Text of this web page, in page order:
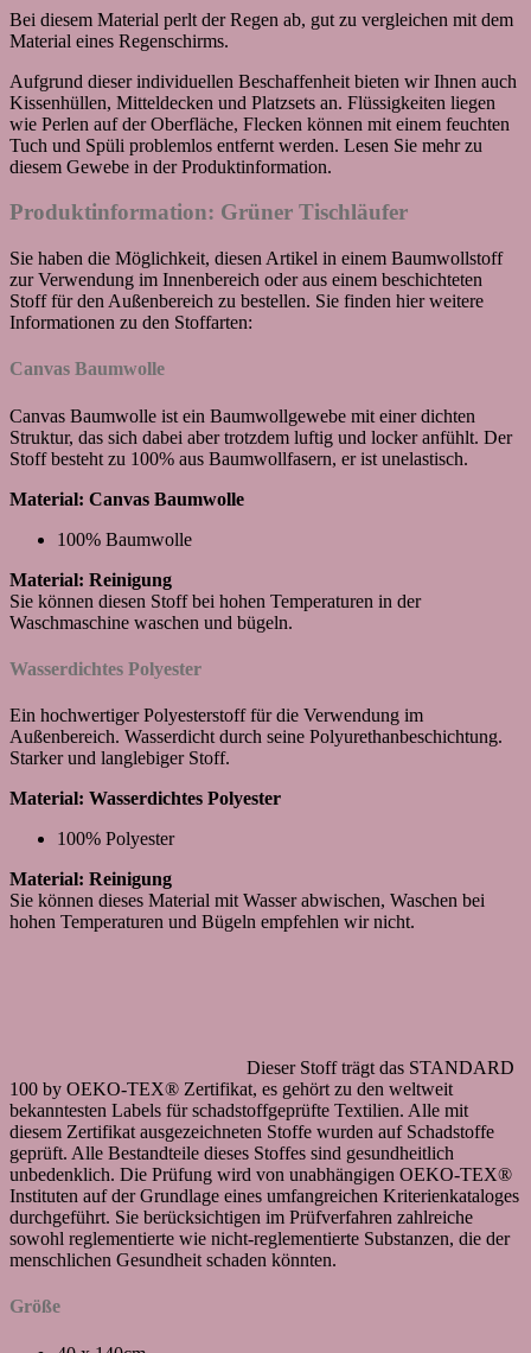
Bei diesem Material perlt der Regen ab, gut zu vergleichen mit dem
Material eines Regenschirms.
Aufgrund dieser individuellen Beschaffenheit bieten wir Ihnen auch
Kissenhüllen, Mitteldecken und Platzsets an. Flüssigkeiten liegen
wie Perlen auf der Oberfläche, Flecken können mit einem feuchten
Tuch und Spüli problemlos entfernt werden. Lesen Sie mehr zu
diesem Gewebe in der Produktinformation.
Produktinformation: Grüner Tischläufer
Sie haben die Möglichkeit, diesen Artikel in einem Baumwollstoff
zur Verwendung im Innenbereich oder aus einem beschichteten
Stoff für den Außenbereich zu bestellen. Sie finden hier weitere
Informationen zu den Stoffarten:
Canvas Baumwolle
Canvas Baumwolle ist ein Baumwollgewebe mit einer dichten
Struktur, das sich dabei aber trotzdem luftig und locker anfühlt. Der
Stoff besteht zu 100% aus Baumwollfasern, er ist unelastisch.
Material: Canvas Baumwolle
100% Baumwolle
Material: Reinigung
Sie können diesen Stoff bei hohen Temperaturen in der
Waschmaschine waschen und bügeln.
Wasserdichtes Polyester
Ein hochwertiger Polyesterstoff für die Verwendung im
Außenbereich. Wasserdicht durch seine Polyurethanbeschichtung.
Starker und langlebiger Stoff.
Material: Wasserdichtes Polyester
100% Polyester
Material: Reinigung
Sie können dieses Material mit Wasser abwischen, Waschen bei
hohen Temperaturen und Bügeln empfehlen wir nicht.
Dieser Stoff trägt das STANDARD
100 by OEKO-TEX® Zertifikat, es gehört zu den weltweit
bekanntesten Labels für schadstoffgeprüfte Textilien. Alle mit
diesem Zertifikat ausgezeichneten Stoffe wurden auf Schadstoffe
geprüft. Alle Bestandteile dieses Stoffes sind gesundheitlich
unbedenklich. Die Prüfung wird von unabhängigen OEKO-TEX®
Instituten auf der Grundlage eines umfangreichen Kriterienkataloges
durchgeführt. Sie berücksichtigen im Prüfverfahren zahlreiche
sowohl reglementierte wie nicht-reglementierte Substanzen, die der
menschlichen Gesundheit schaden könnten.
Größe